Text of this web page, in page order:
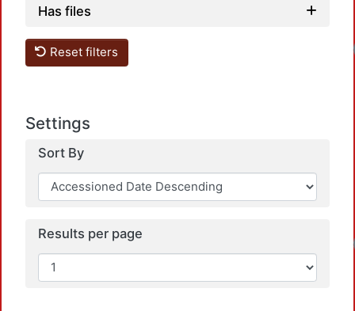
Has files
Reset filters
Settings
Sort By
Results per page